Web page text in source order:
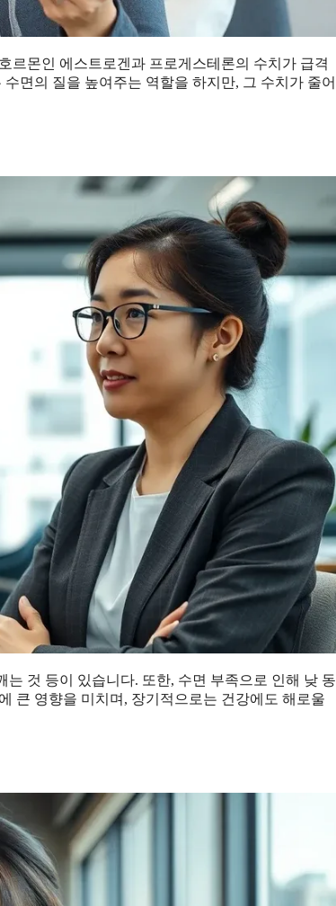
르몬인 에스트로겐과 프로게스테론의 수치가 급격
면의 질을 높여주는 역할을 하지만, 그 수치가 줄어
것 등이 있습니다. 또한, 수면 부족으로 인해 낮 동
큰 영향을 미치며, 장기적으로는 건강에도 해로울